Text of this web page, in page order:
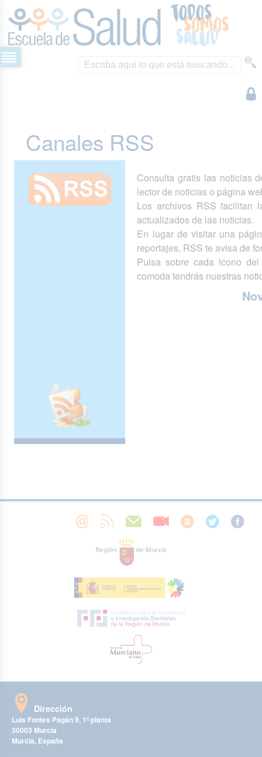
Canales RSS
Consulta gratis las noticias
lector de noticias o página
Los archivos RSS facilitan
actualizados de las noticias.
En lugar de visitar una
reportajes, RSS te avisa de
Pulsa sobre cada icono
comoda tendrás nuestras
Dirección
Luis Fontes Pagán 9, 1ª planta
30003 Murcia
Murcia, España